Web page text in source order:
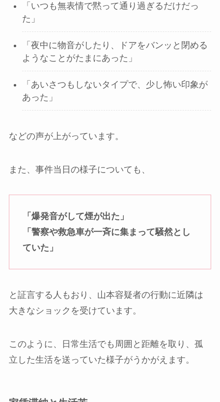
「いつも無表情で黙って通り過ぎるだけだっ
た」
「夜中に物音がしたり、ドアをバンッと閉める
ようなことがたまにあった」
「あいさつもしないタイプで、少し怖い印象が
あった」
などの声が上がっています。
また、事件当日の様子についても、
「爆発音がして煙が出た」
「警察や救急車が一斉に集まって騒然とし
ていた」
と証言する人もおり、山本容疑者の行動に近隣は
大きなショックを受けています。
このように、日常生活でも周囲と距離を取り、孤
立した生活を送っていた様子がうかがえます。